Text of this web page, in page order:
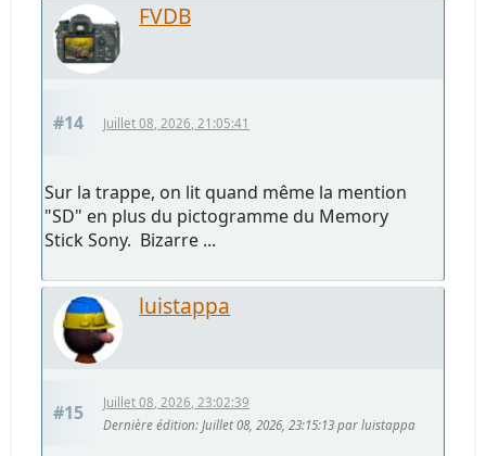
FVDB
#14 Juillet 08, 2026, 21:05:41
Sur la trappe, on lit quand même la mention
"SD" en plus du pictogramme du Memory
Stick Sony. Bizarre ...
luistappa
#15
Juillet 08, 2026, 23:02:39
Dernière édition: Juillet 08, 2026, 23:15:13 par luistappa